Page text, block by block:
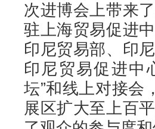
次进博会上带来
驻上海贸易促进
印尼贸易部、印
印尼贸易促进中
坛”和线上对接会
展区扩大至上百